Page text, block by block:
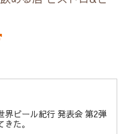
界ビール紀行 発表会 第2弾
た。